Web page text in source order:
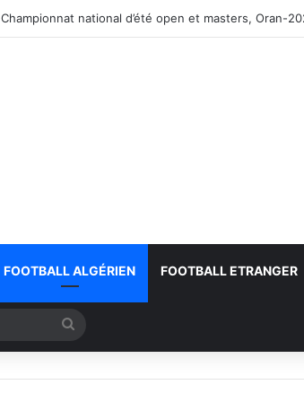
Championnat national d’été open et masters, Oran-
FOOTBALL ALGÉRIEN FOOTBALL ETRANGER